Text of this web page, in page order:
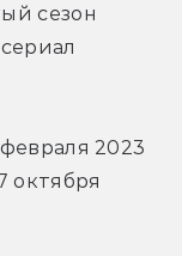
сезон
2023
октября